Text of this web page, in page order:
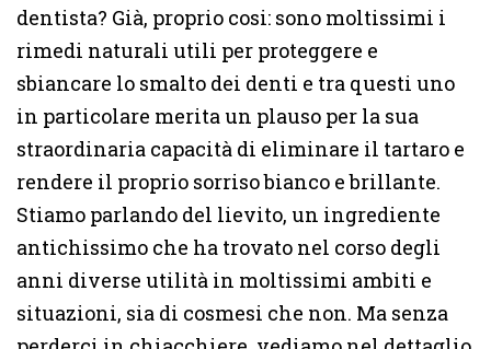
dentista? Già, proprio cosi: sono moltissimi i
rimedi naturali utili per proteggere e
sbiancare lo smalto dei denti e tra questi uno
in particolare merita un plauso per la sua
straordinaria capacità di eliminare il tartaro e
rendere il proprio sorriso bianco e brillante.
Stiamo parlando del lievito, un ingrediente
antichissimo che ha trovato nel corso degli
anni diverse utilità in moltissimi ambiti e
situazioni, sia di cosmesi che non. Ma senza